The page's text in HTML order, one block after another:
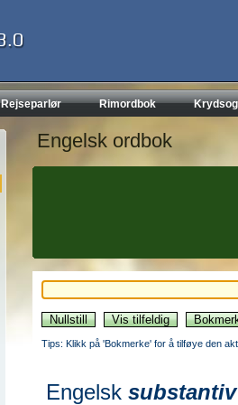
Rejseparlør Rimordbok
Engelsk ordbok
Tips: Klikk på 'Bokmerke' for å tilføye den
Engelsk substantiv